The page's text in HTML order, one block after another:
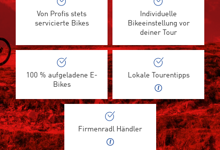
Von Profis stets
servicierte Bikes
Individuelle
Bikeeinstellung vor
deiner Tour
100 % aufgeladene E-
Bikes
Lokale Tourentipps
Firmenradl Händler